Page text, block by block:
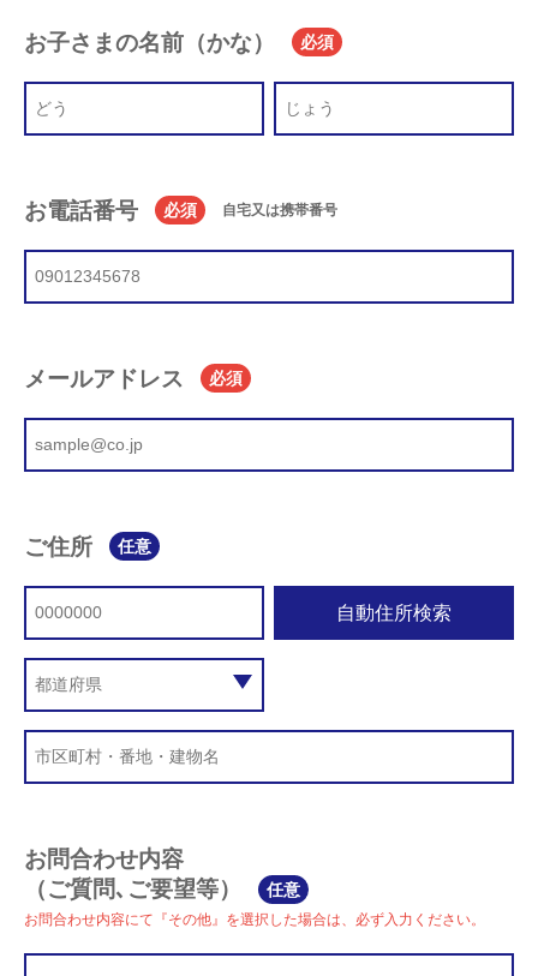
お子さまの名前（かな） 必須
お電話番号 必須 自宅又は携帯番号
メールアドレス 必須
ご住所 任意
自動住所検索
お問合わせ内容
（ご質問､ご要望等）
任意
お問合わせ内容にて『その他』を選択した場合は、必ず入力ください。